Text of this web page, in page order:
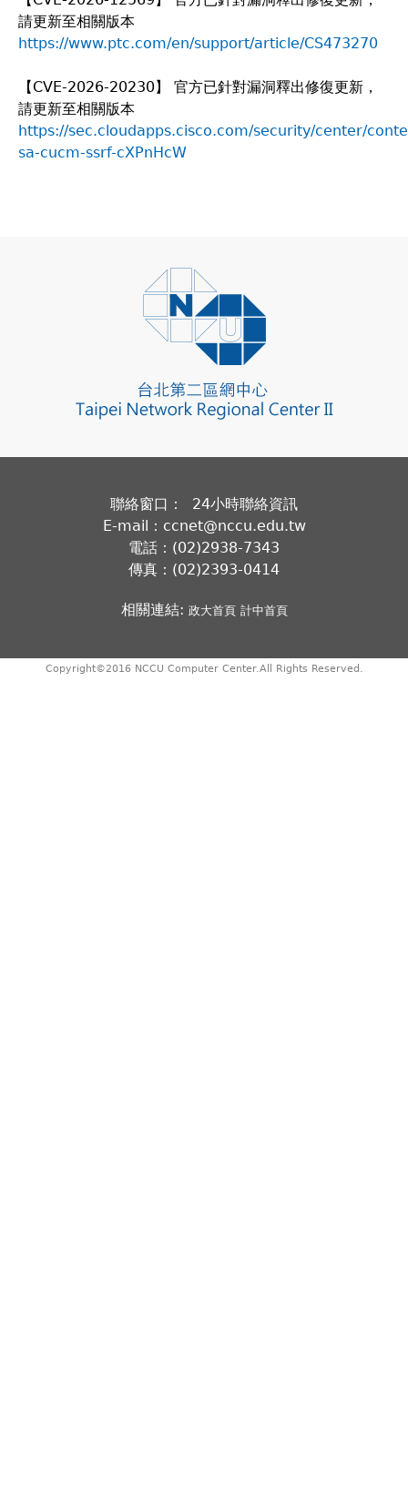
請更新至相關版本
https://www.ptc.com/en/support/article/CS473270
【CVE-2026-20230】 官方已針對漏洞釋出修復更新，
請更新至相關版本
https://sec.cloudapps.cisco.com/security/center/
sa-cucm-ssrf-cXPnHcW
聯絡窗口： 24小時聯絡資訊
E-mail：ccnet@nccu.edu.tw
電話：(02)2938-7343
傳真：(02)2393-0414
相關連結: 政大首頁 計中首頁
Copyright©2016 NCCU Computer Center.All Rights Reserved.